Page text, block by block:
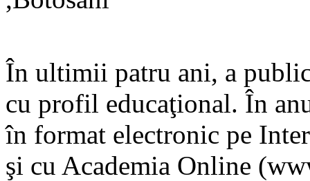
În ultimii patru ani, a
cu profil educaţional. În
în format electronic pe
şi cu Academia Online